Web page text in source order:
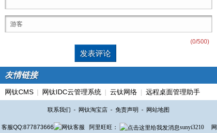
(0/500)
友情链接
网钛CMS | 网钛IDC云管理系统 | 云钛网络 | 远程桌面管理助手
联系我们 - 网钛淘宝店 - 免责声明 - 网站地图
客服QQ:877873666 阿里旺旺： sunyi3210 网